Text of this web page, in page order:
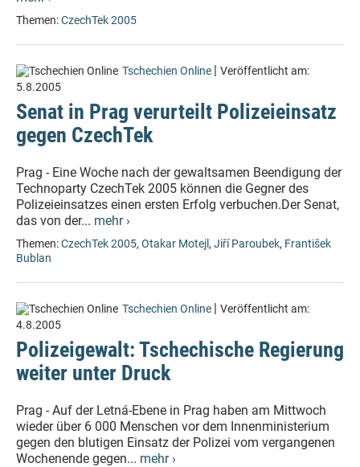
Themen:CzechTek 2005
Tschechien Online | Veröffentlicht am:
5.8.2005
Senat in Prag verurteilt Polizeieinsatz
gegen CzechTek
Prag - Eine Woche nach der gewaltsamen Beendigung der
Technoparty CzechTek 2005 können die Gegner des
Polizeieinsatzes einen ersten Erfolg verbuchen.Der Senat,
das von der... mehr ›
Themen:CzechTek 2005, Otakar Motejl, Jiří Paroubek, František
Bublan
Tschechien Online | Veröffentlicht am:
4.8.2005
Polizeigewalt: Tschechische Regierung
weiter unter Druck
Prag - Auf der Letná-Ebene in Prag haben am Mittwoch
wieder über 6 000 Menschen vor dem Innenministerium
gegen den blutigen Einsatz der Polizei vom vergangenen
Wochenende gegen... mehr ›